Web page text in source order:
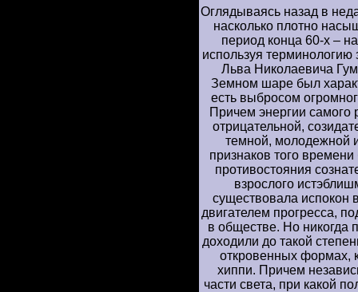
Оглядываясь назад в
насколько плотно
период конца 60-х –
используя терминологию
Льва Николаевича
Земном шаре был
есть выбросом
Причем энергии самого
отрицательной,
темной, молодежной
признаков того
противостояния
взрослого
существовала испокон
двигателем прогресса,
в обществе. Но никогда
доходили до такой
откровенных формах,
хиппи. Причем
части света, при какой